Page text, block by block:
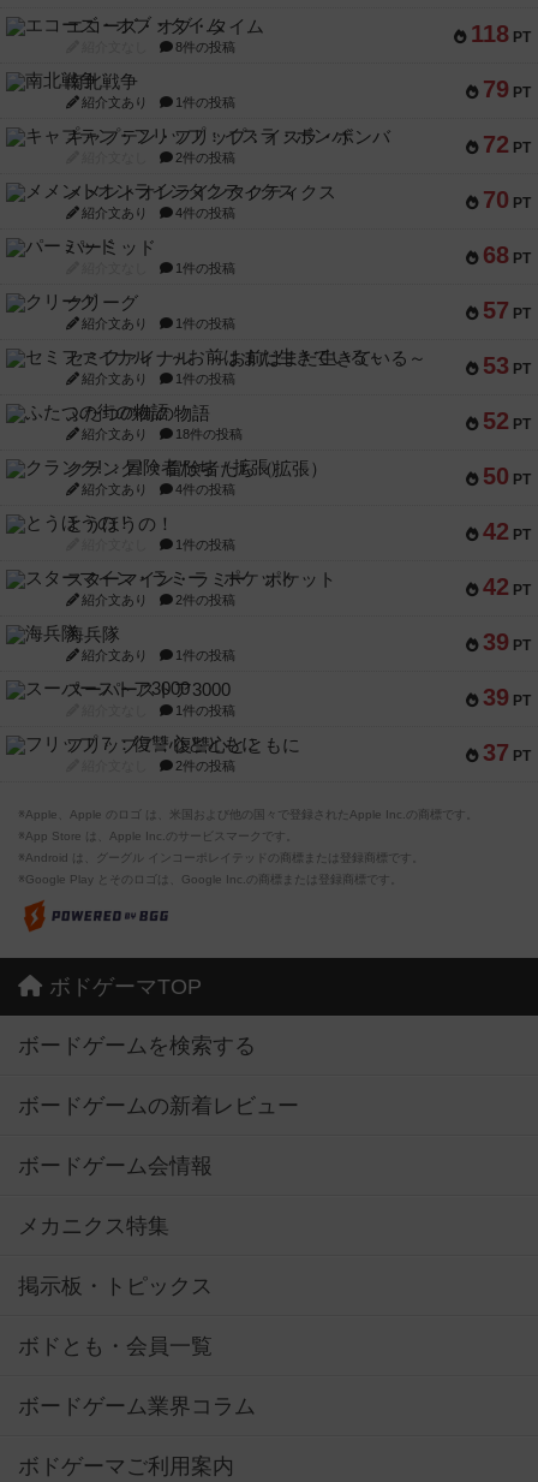
118 PT
エコーズ・オブ・タイム
8件の投稿
79 PT
南北戦争
紹介文あり 1件の投稿
72 PT
キャプテン・フリップ：イスラ・ボンバ
2件の投稿
70 PT
メメントオンラインタクティクス
紹介文あり 4件の投稿
68 PT
パーミッド
1件の投稿
57 PT
クリーグ
紹介文あり 1件の投稿
53 PT
セミファイナル ～お前はまだ生きている～
紹介文あり 1件の投稿
52 PT
ふたつの街の物語
紹介文あり 18件の投稿
50 PT
クランク! ：冒険者たち（拡張）
紹介文あり 4件の投稿
42 PT
とうほうの！
1件の投稿
42 PT
スターマイン・ラミー ポケット
紹介文あり 2件の投稿
39 PT
海兵隊
紹介文あり 1件の投稿
39 PT
スーパーストア3000
1件の投稿
37 PT
フリップ７：復讐心とともに
2件の投稿
※Apple、Apple のロゴ は、米国および他の国々で登録されたApple Inc.の商標です。
※App Store は、Apple Inc.のサービスマークです。
※Android は、グーグル インコーポレイテッドの商標または登録商標です。
※Google Play とそのロゴは、Google Inc.の商標または登録商標です。
ボドゲーマTOP
ボードゲームを検索する
ボードゲームの新着レビュー
ボードゲーム会情報
メカニクス特集
掲示板・トピックス
ボドとも・会員一覧
ボードゲーム業界コラム
ボドゲーマご利用案内